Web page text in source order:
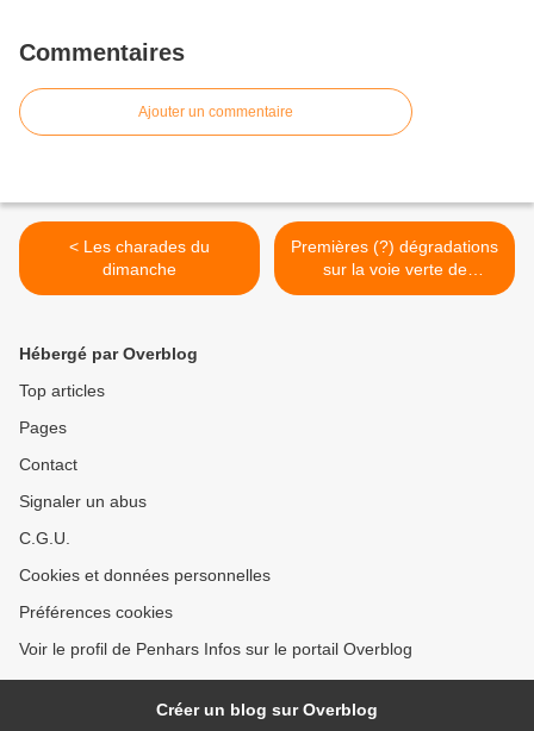
Commentaires
Ajouter un commentaire
< Les charades du
dimanche
Premières (?) dégradations
sur la voie verte de
Quimper, en campagne >
Hébergé par Overblog
Top articles
Pages
Contact
Signaler un abus
C.G.U.
Cookies et données personnelles
Préférences cookies
Voir le profil de Penhars Infos sur le portail Overblog
Créer un blog sur Overblog